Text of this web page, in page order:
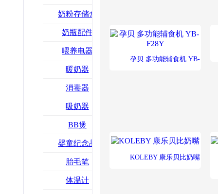
奶粉存储盒
奶瓶配件
喂养电器
暖奶器
消毒器
吸奶器
BB煲
婴童纪念品
胎毛笔
体温计
孕贝 多功能辅食机 YB-
KOLEBY 康乐贝比奶嘴